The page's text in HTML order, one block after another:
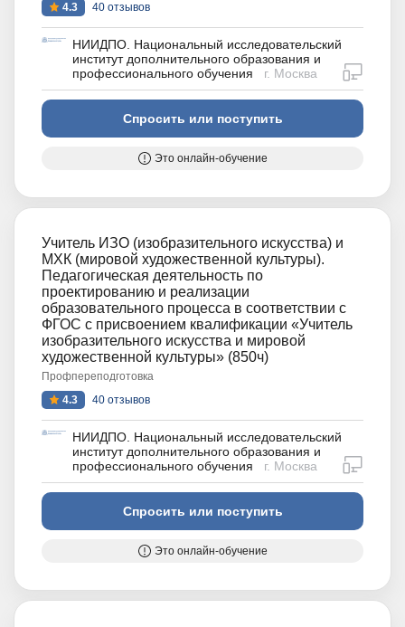
4.3
40 отзывов
НИИДПО. Национальный исследовательский
институт дополнительного образования и
профессионального обучения
г. Москва
Спросить или поступить
Это онлайн-обучение
Учитель ИЗО (изобразительного искусства) и
МХК (мировой художественной культуры).
Педагогическая деятельность по
проектированию и реализации
образовательного процесса в соответствии с
ФГОС с присвоением квалификации «Учитель
изобразительного искусства и мировой
художественной культуры» (850ч)
Профпереподготовка
4.3
40 отзывов
НИИДПО. Национальный исследовательский
институт дополнительного образования и
профессионального обучения
г. Москва
Спросить или поступить
Это онлайн-обучение